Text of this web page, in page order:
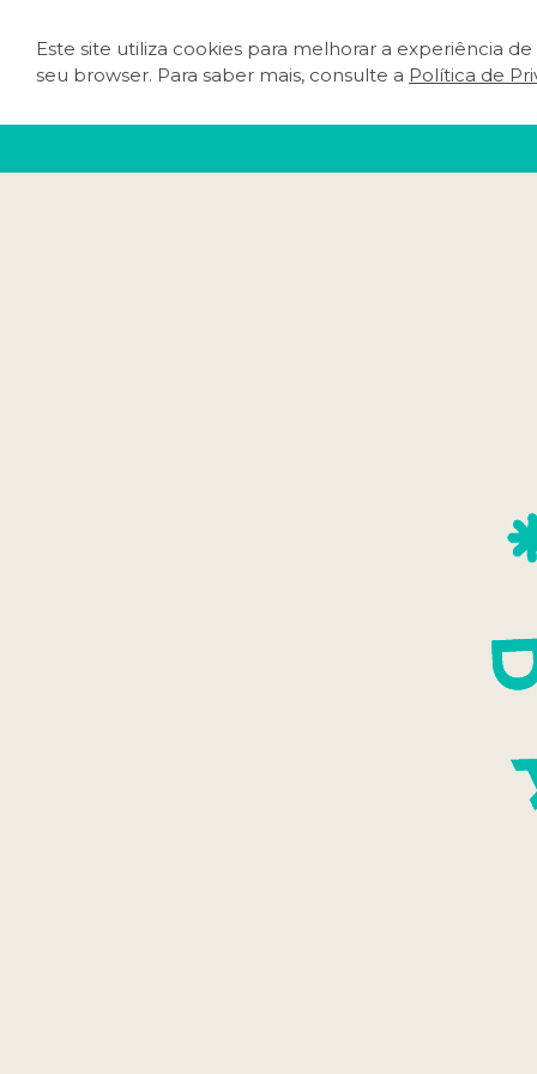
Este site utiliza cookies para melhorar a experiência
seu browser. Para saber mais, consulte a Política de
O QUE FAZER